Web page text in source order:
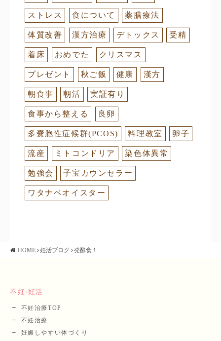
ストレス 食について 薬膳療法
体質改善 漢方治療 デトックス 受精
着床 おめでた クリスマス
プレゼント 秋ご飯 健康 漢方
朝食事 朝活 実証有り
食事から整える 良卵
多嚢胞性症候群(PCOS) 料理教室 卵子
流産 ミトコンドリア 染色体異常
勉強会 子宝カウンセラー
ワタナベオイスター
HOME 妊活ブログ 発酵食！
不妊‧妊活
不妊治療TOP
不妊治療
妊娠しやすい体づくり